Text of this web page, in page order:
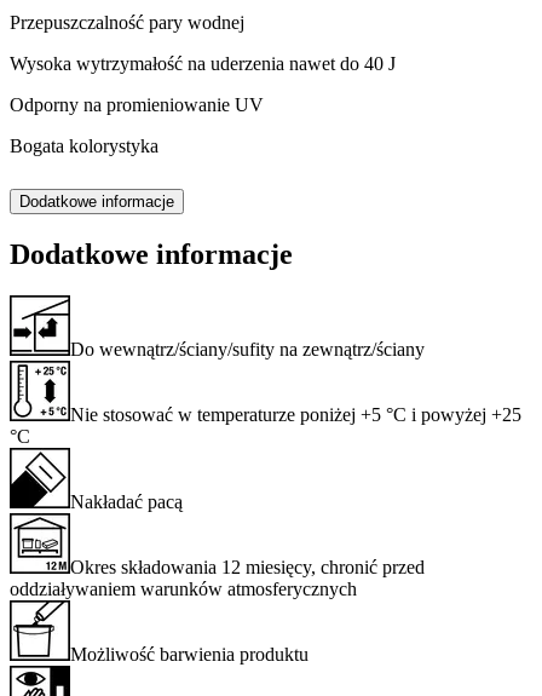
Przepuszczalność pary wodnej
Wysoka wytrzymałość na uderzenia nawet do 40 J
Odporny na promieniowanie UV
Bogata kolorystyka
Dodatkowe informacje
Dodatkowe informacje
Do wewnątrz/ściany/sufity na zewnątrz/ściany
Nie stosować w temperaturze poniżej +5 °C i powyżej +25
°C
Nakładać pacą
Okres składowania 12 miesięcy, chronić przed
oddziaływaniem warunków atmosferycznych
Możliwość barwienia produktu